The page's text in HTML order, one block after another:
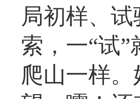
局初样、
索，一“试
爬山一样